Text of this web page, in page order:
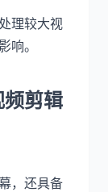
理较大视
响。
剪辑
，还具备